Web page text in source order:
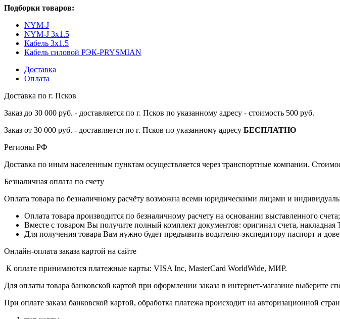
Подборки товаров:
NYM-J
NYM-J 3x1.5
Кабель 3x1.5
Кабель силовой РЭК-PRYSMIAN
Доставка
Оплата
Доставка по г. Псков
Заказ до 30 000 руб. - доставляется по г. Псков по указанному адресу - стоимость 500 руб.
Заказ от 30 000 руб. - доставляется по г. Псков по указанному адресу БЕСПЛАТНО
Регионы РФ
Доставка по иным населенным пунктам осуществляется через транспортные компании.
Безналичная оплата по счету
Оплата товара по безналичному расчёту возможна всеми юридическими лицами и
Оплата товара производится по безналичному расчету на основании выставленного счета;
Вместе с товаром Вы получите полный комплект документов: оригинал счета,
Для получения товара Вам нужно будет предъявить водителю-экспедитору паспорт и
Онлайн-оплата заказа картой на сайте
К оплате принимаются платежные карты: VISA Inc, MasterCard WorldWide, МИР.
Для оплаты товара банковской картой при оформлении заказа в интернет-магазине выберите
При оплате заказа банковской картой, обработка платежа происходит на авторизационной